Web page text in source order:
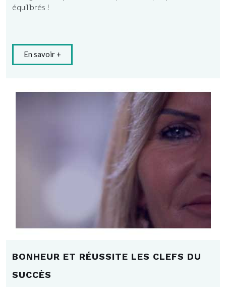
équilibrés !
En savoir +
BONHEUR ET RÉUSSITE LES CLEFS DU
SUCCÈS